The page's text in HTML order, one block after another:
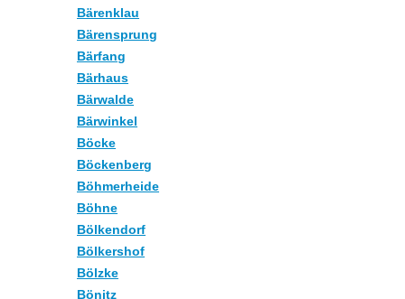
Bärenklau
Bärensprung
Bärfang
Bärhaus
Bärwalde
Bärwinkel
Böcke
Böckenberg
Böhmerheide
Böhne
Bölkendorf
Bölkershof
Bölzke
Bönitz